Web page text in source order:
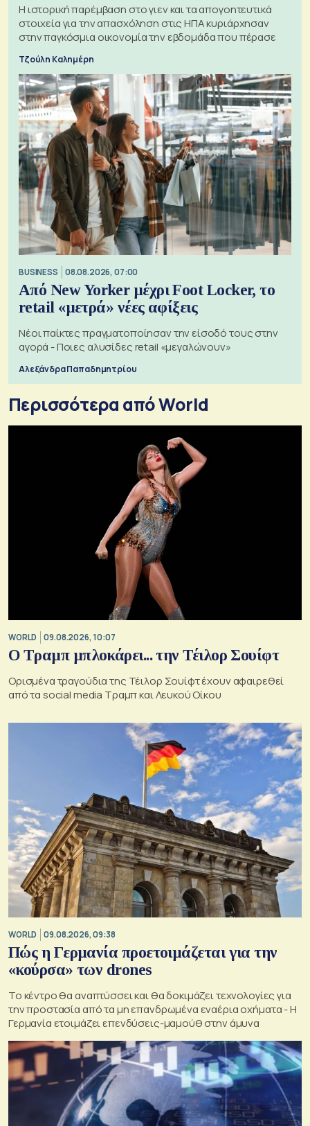
Η ιστορική παρέμβαση στο γιεν και τα απογοητευτικά
στοιχεία για την απασχόληση στις ΗΠΑ κυριάρχησαν
στην παγκόσμια οικονομία την εβδομάδα που πέρασε
Τζούλη Καλημέρη
BUSINESS 08.08.2026, 07:00
Από New Yorker μέχρι Foot Locker, το
retail «μετρά» νέες αφίξεις
Νέοι παίκτες πραγματοποίησαν την είσοδό τους στην
αγορά - Ποιες αλυσίδες retail «μεγαλώνουν»
Αλεξάνδρα Παπαδημητρίου
Περισσότερα από World
WORLD 09.08.2026, 10:07
Ο Τραμπ μπλοκάρει... την Τέιλορ Σουίφτ
Ορισμένα τραγούδια της Τέιλορ Σουίφτ έχουν αφαιρεθεί
από τα social media Τραμπ και Λευκού Οίκου
WORLD 09.08.2026, 09:38
Πώς η Γερμανία προετοιμάζεται για την
«κούρσα» των drones
Το κέντρο θα αναπτύσσει και θα δοκιμάζει τεχνολογίες για
την προστασία από τα μη επανδρωμένα εναέρια οχήματα - Η
Γερμανία ετοιμάζει επενδύσεις-μαμούθ στην άμυνα